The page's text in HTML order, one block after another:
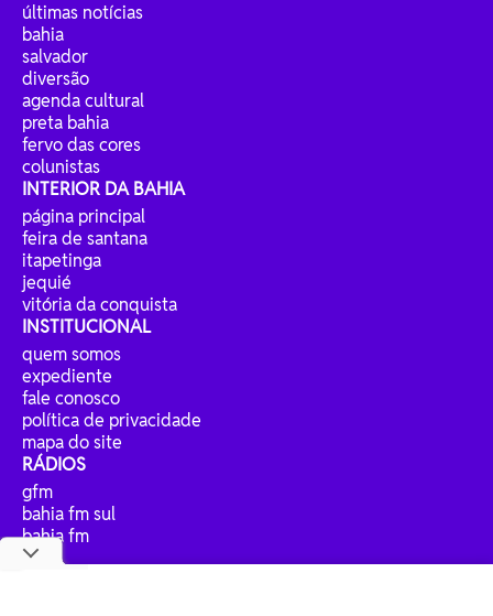
últimas notícias
bahia
salvador
diversão
agenda cultural
preta bahia
fervo das cores
colunistas
INTERIOR DA BAHIA
página principal
feira de santana
itapetinga
jequié
vitória da conquista
INSTITUCIONAL
quem somos
expediente
fale conosco
política de privacidade
mapa do site
RÁDIOS
gfm
bahia fm sul
bahia fm
jp fm